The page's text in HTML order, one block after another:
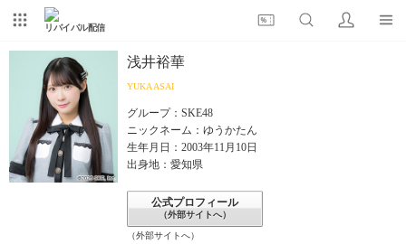
リバイバル配信
浅井裕華
YUKA ASAI
グループ：SKE48
ニックネーム：ゆうかたん
生年月日：2003年11月10日
出身地：愛知県
公式プロフィール
（外部サイトへ）
（外部サイトへ）